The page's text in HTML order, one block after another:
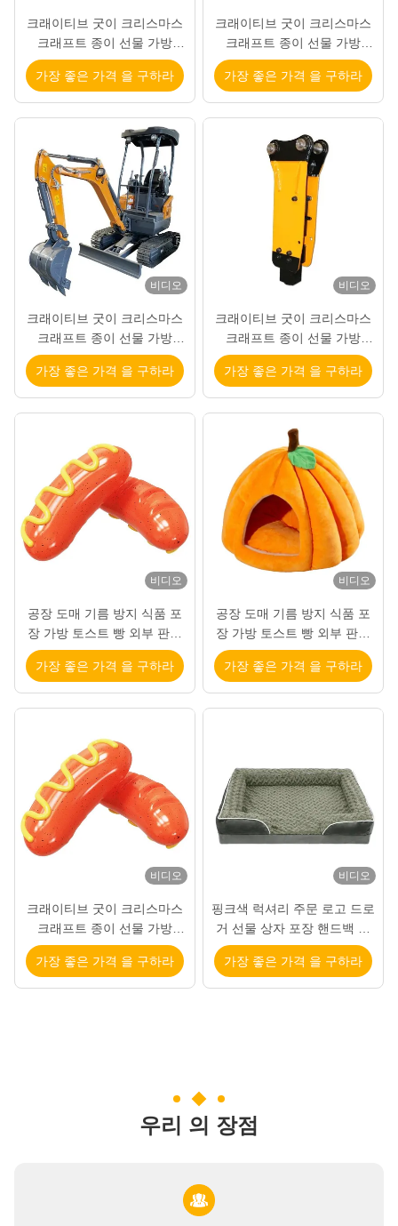
크래이티브 굿이 크리스마스
크래프트 종이 선물 가방
Xmas 장식 파티에 자신의 로
고와
가장 좋은 가격 을 구하라
크래이티브 굿이 크리스마스
크래프트 종이 선물 가방
Xmas 장식 파티에 자신의 로
고와
가장 좋은 가격 을 구하라
비디오
크래이티브 굿이 크리스마스
크래프트 종이 선물 가방
Xmas 장식 파티에 자신의 로
고와
가장 좋은 가격 을 구하라
비디오
크래이티브 굿이 크리스마스
크래프트 종이 선물 가방
Xmas 장식 파티에 자신의 로
고와
가장 좋은 가격 을 구하라
비디오
공장 도매 기름 방지 식품 포
장 가방 토스트 빵 외부 판매
자 바닥 크래프트 종이 가방
가장 좋은 가격 을 구하라
비디오
공장 도매 기름 방지 식품 포
장 가방 토스트 빵 외부 판매
자 바닥 크래프트 종이 가방
가장 좋은 가격 을 구하라
비디오
크래이티브 굿이 크리스마스
크래프트 종이 선물 가방
Xmas 장식 파티에 자신의 로
고와
가장 좋은 가격 을 구하라
비디오
핑크색 럭셔리 주문 로고 드로
거 선물 상자 포장 핸드백 포
장 상자
가장 좋은 가격 을 구하라
우리 의 장점